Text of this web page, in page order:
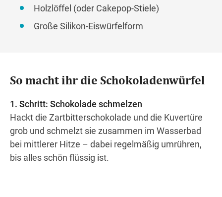
Holzlöffel (oder Cakepop-Stiele)
Große Silikon-Eiswürfelform
So macht ihr die Schokoladenwürfel
1. Schritt: Schokolade schmelzen
Hackt die Zartbitterschokolade und die Kuvertüre
grob und schmelzt sie zusammen im Wasserbad
bei mittlerer Hitze – dabei regelmäßig umrühren,
bis alles schön flüssig ist.